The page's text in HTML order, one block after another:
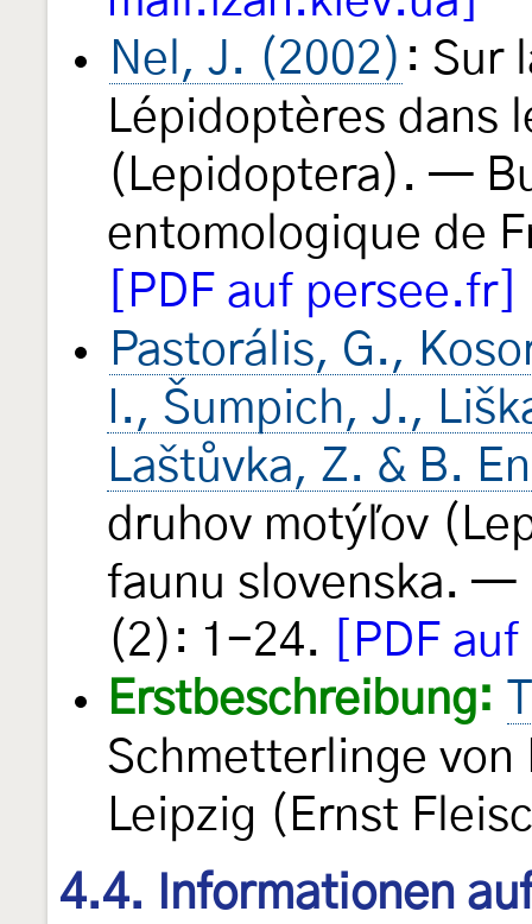
Nel, J. (2002) : Sur
Lépidoptères dans
(Lepidoptera). —
entomologique de
[PDF auf persee.fr]
Pastorális, G.,
I., Šumpich, J.,
Laštůvka, Z. & B.
druhov motýľov
faunu slovenska. —
(2): 1-24.
[PDF
Erstbeschreibung:
Schmetterlinge von
Leipzig (Ernst
4.4. Informationen